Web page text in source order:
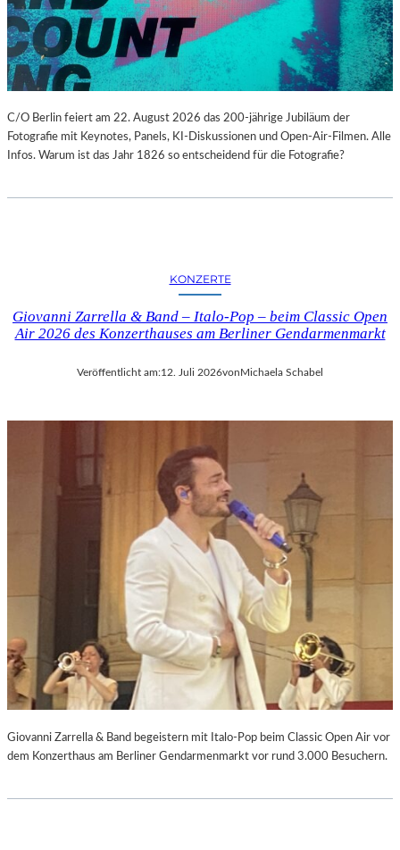
C/O Berlin feiert am 22. August 2026 das 200-jährige Jubiläum der
Fotografie mit Keynotes, Panels, KI-Diskussionen und Open-Air-Filmen. Alle
Infos. Warum ist das Jahr 1826 so entscheidend für die Fotografie?
KONZERTE
Giovanni Zarrella & Band – Italo-Pop – beim Classic Open
Air 2026 des Konzerthauses am Berliner Gendarmenmarkt
Veröffentlicht am:12. Juli 2026von Michaela Schabel
Giovanni Zarrella & Band begeistern mit Italo-Pop beim Classic Open Air vor
dem Konzerthaus am Berliner Gendarmenmarkt vor rund 3.000 Besuchern.